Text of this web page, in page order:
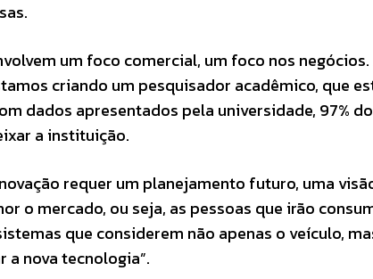
um foco comercial, um foco nos
criando um pesquisador acadêmico, que
dados apresentados pela universidade, 97%
a instituição.
requer um planejamento futuro, uma
o mercado, ou seja, as pessoas que irão
que considerem não apenas o veículo,
a nova tecnologia”.